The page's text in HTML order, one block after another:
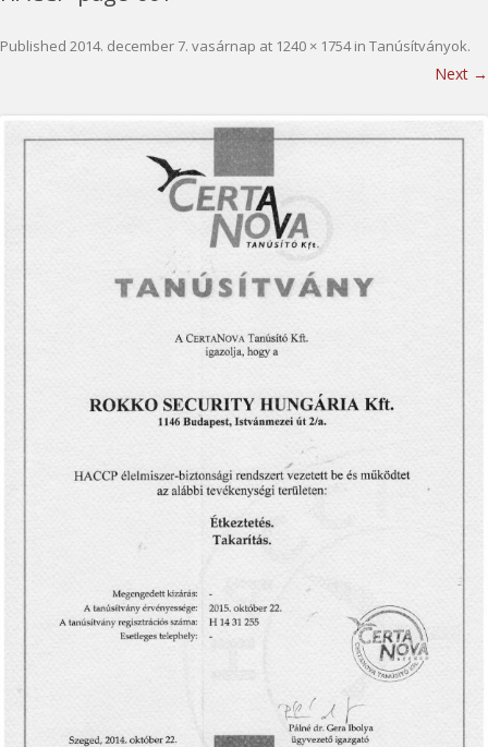
Published 2014. december 7. vasárnap at 1240 × 1754in Tanúsítványok.
Next →